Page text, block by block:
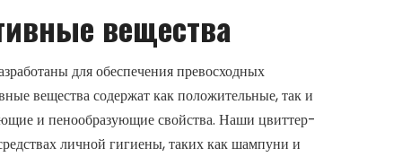
вещества
для обеспечения превосходных
вещества содержат как положительные, так и
и пенообразующие свойства. Наши цвиттер-
личной гигиены, таких как шампуни и